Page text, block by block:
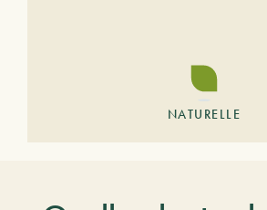
NATURELLE